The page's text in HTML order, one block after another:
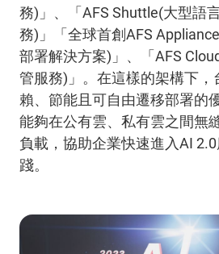
務)」、「AFS Shuttle(大型語
務)」「全球首創AFS
部署解決方案)」、「AFS
管服務)」。在這樣的架構下，
賴、節能且可自由遷移部署的
能夠在公有雲、私有雲之間無
負載，協助企業快速進入AI
踐。